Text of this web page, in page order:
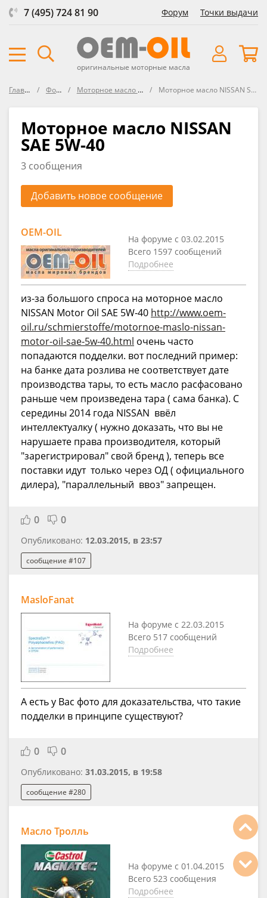
7 (495) 724 81 90 Форум Точки выдачи
оригинальные моторные масла
Главная Форум Моторное масло NISSAN Моторное масло NISSAN SAE 5W-40
Моторное масло NISSAN
SAE 5W-40
3 сообщения
Добавить новое сообщение
OEM-OIL
На форуме с 03.02.2015
Всего 1597 сообщений
Подробнее
из-за большого спроса на моторное масло
NISSAN Motor Oil SAE 5W-40 http://www.oem-
oil.ru/schmierstoffe/motornoe-maslo-nissan-
motor-oil-sae-5w-40.html очень часто
попадаются подделки. вот последний пример:
на банке дата розлива не соответствует дате
производства тары, то есть масло расфасовано
раньше чем произведена тара ( сама банка). С
середины 2014 года NISSAN ввёл
интеллектуалку ( нужно доказать, что вы не
нарушаете права производителя, который
"зарегистрировал" свой бренд ), теперь все
поставки идут только через ОД ( официального
дилера), "параллельный ввоз" запрещен.
0 0
Опубликовано: 12.03.2015, в 23:57
сообщение #107
MasloFanat
На форуме с 22.03.2015
Всего 517 сообщений
Подробнее
А есть у Вас фото для доказательства, что такие
подделки в принципе существуют?
0 0
Опубликовано: 31.03.2015, в 19:58
сообщение #280
Масло Тролль
На форуме с 01.04.2015
Всего 523 сообщения
Подробнее